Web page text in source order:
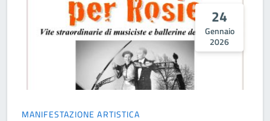
24
Gennaio
2026
MANIFESTAZIONE ARTISTICA